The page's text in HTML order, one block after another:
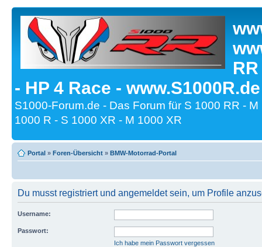
- HP 4 Race -
S1000-Forum.de - Das Forum für S 1000 RR -
1000 R - S 1000 XR - M 1000 XR
Portal » Foren-Übersicht » BMW-Motorrad-Portal
Du musst registriert und angemeldet sein, um Profile
Username:
Passwort:
Ich habe mein Passwort vergessen